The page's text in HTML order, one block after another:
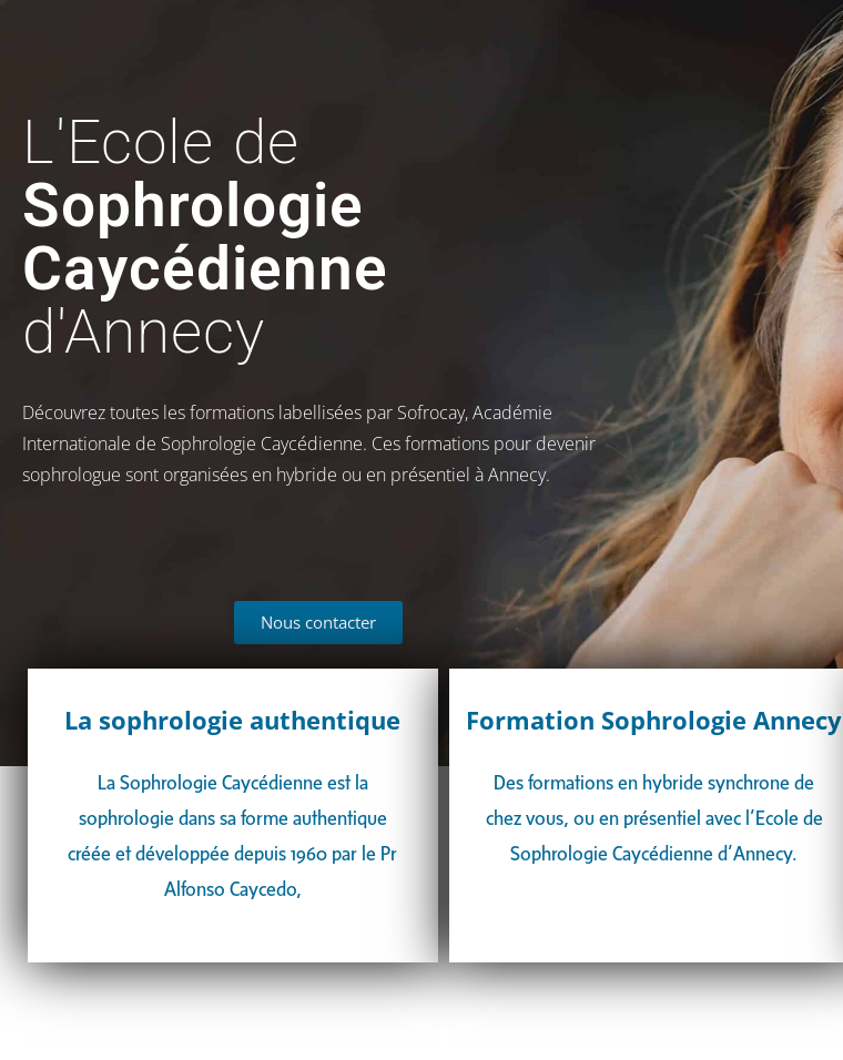
L'Ecole de
Sophrologie
Caycédienne
d'Annecy
Découvrez toutes les formations labellisées par Sofrocay, Académie
Internationale de Sophrologie Caycédienne. Ces formations pour devenir
sophrologue sont organisées en hybride ou en présentiel à Annecy.
Nous contacter
La sophrologie authentique
La Sophrologie Caycédienne est la
sophrologie dans sa forme authentique
créée et développée depuis 1960 par le Pr
Alfonso Caycedo,
Formation Sophrologie Annecy
Des formations en hybride synchrone de
chez vous, ou en présentiel avec l’Ecole de
Sophrologie Caycédienne d’Annecy.